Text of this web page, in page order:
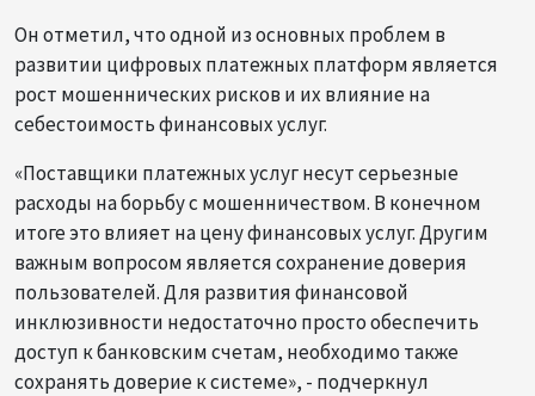
Он отметил, что одной из основных проблем в
развитии цифровых платежных платформ является
рост мошеннических рисков и их влияние на
себестоимость финансовых услуг.
«Поставщики платежных услуг несут серьезные
расходы на борьбу с мошенничеством. В конечном
итоге это влияет на цену финансовых услуг. Другим
важным вопросом является сохранение доверия
пользователей. Для развития финансовой
инклюзивности недостаточно просто обеспечить
доступ к банковским счетам, необходимо также
сохранять доверие к системе», - подчеркнул